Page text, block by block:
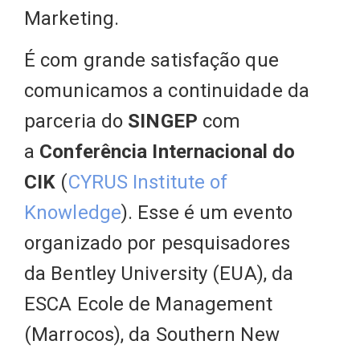
Marketing.
É com grande satisfação que
comunicamos a continuidade da
parceria do SINGEP com
a Conferência Internacional do
CIK (CYRUS Institute of
Knowledge). Esse é um evento
organizado por pesquisadores
da Bentley University (EUA), da
ESCA Ecole de Management
(Marrocos), da Southern New